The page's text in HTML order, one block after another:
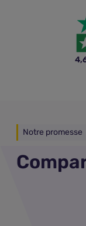
Notre promesse